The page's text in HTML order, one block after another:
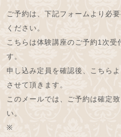
ご予約は、下記フォームより必
ください。
こちらは体験講座のご予約1次受
す。
申し込み定員を確認後、こちら
させて頂きます。
このメールでは、ご予約は確定
い。
※